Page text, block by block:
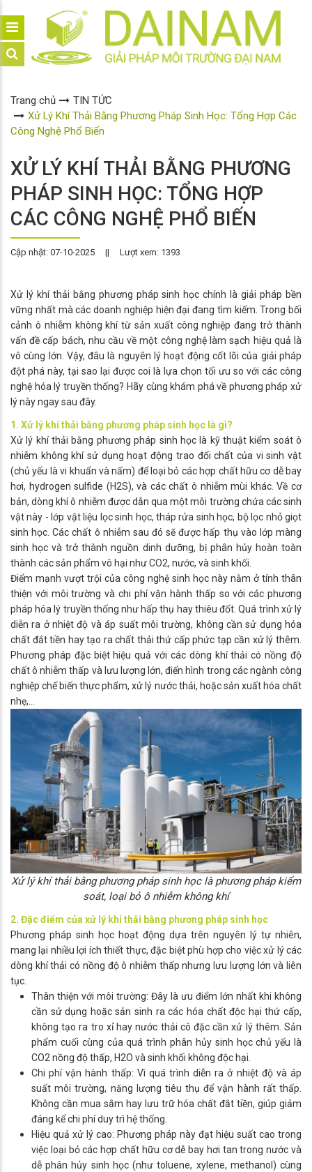
Trang chủ
TIN TỨC
Xử Lý Khí Thải Bằng Phương Pháp Sinh Học: Tổng Hợp Các
Công Nghệ Phổ Biến
XỬ LÝ KHÍ THẢI BẰNG PHƯƠNG
PHÁP SINH HỌC: TỔNG HỢP
CÁC CÔNG NGHỆ PHỔ BIẾN
Cập nhật: 07-10-2025 || Lượt xem: 1393
Xử lý khí thải bằng phương pháp sinh học chính là giải pháp bền
vững nhất mà các doanh nghiệp hiện đại đang tìm kiếm. Trong bối
cảnh ô nhiễm không khí từ sản xuất công nghiệp đang trở thành
vấn đề cấp bách, nhu cầu về một công nghệ làm sạch hiệu quả là
vô cùng lớn. Vậy, đâu là nguyên lý hoạt động cốt lõi của giải pháp
đột phá này, tại sao lại được coi là lựa chọn tối ưu so với các công
nghệ hóa lý truyền thống? Hãy cùng khám phá về phương pháp xử
lý này ngay sau đây.
1. Xử lý khí thải bằng phương pháp sinh học là gì?
Xử lý khí thải bằng phương pháp sinh học là kỹ thuật kiểm soát ô
nhiễm không khí sử dụng hoạt động trao đổi chất của vi sinh vật
(chủ yếu là vi khuẩn và nấm) để loại bỏ các hợp chất hữu cơ dễ bay
hơi, hydrogen sulfide (H2​S), và các chất ô nhiễm mùi khác. Về cơ
bản, dòng khí ô nhiễm được dẫn qua một môi trường chứa các sinh
vật này - lớp vật liệu lọc sinh học, tháp rửa sinh học, bộ lọc nhỏ giọt
sinh học. Các chất ô nhiễm sau đó sẽ được hấp thụ vào lớp màng
sinh học và trở thành nguồn dinh dưỡng, bị phân hủy hoàn toàn
thành các sản phẩm vô hại như CO2​, nước, và sinh khối.
Điểm mạnh vượt trội của công nghệ sinh học này nằm ở tính thân
thiện với môi trường và chi phí vận hành thấp so với các phương
pháp hóa lý truyền thống như hấp thụ hay thiêu đốt. Quá trình xử lý
diễn ra ở nhiệt độ và áp suất môi trường, không cần sử dụng hóa
chất đắt tiền hay tạo ra chất thải thứ cấp phức tạp cần xử lý thêm.
Phương pháp đặc biệt hiệu quả với các dòng khí thải có nồng độ
chất ô nhiễm thấp và lưu lượng lớn, điển hình trong các ngành công
nghiệp chế biến thực phẩm, xử lý nước thải, hoặc sản xuất hóa chất
nhẹ,...
Xử lý khí thải bằng phương pháp sinh học là phương pháp kiểm
soát, loại bỏ ô nhiễm không khí
2. Đặc điểm của xử lý khí thải bằng phương pháp sinh học
Phương pháp sinh học hoạt động dựa trên nguyên lý tự nhiên,
mang lại nhiều lợi ích thiết thực, đặc biệt phù hợp cho việc xử lý các
dòng khí thải có nồng độ ô nhiễm thấp nhưng lưu lượng lớn và liên
tục.
Thân thiện với môi trường: Đây là ưu điểm lớn nhất khi không
cần sử dụng hoặc sản sinh ra các hóa chất độc hại thứ cấp,
không tạo ra tro xỉ hay nước thải cô đặc cần xử lý thêm. Sản
phẩm cuối cùng của quá trình phân hủy sinh học chủ yếu là
CO2​ nồng độ thấp, H2​O và sinh khối không độc hại.
Chi phí vận hành thấp: Vì quá trình diễn ra ở nhiệt độ và áp
suất môi trường, năng lượng tiêu thụ để vận hành rất thấp.
Không cần mua sắm hay lưu trữ hóa chất đắt tiền, giúp giảm
đáng kể chi phí duy trì hệ thống.
Hiệu quả xử lý cao: Phương pháp này đạt hiệu suất cao trong
việc loại bỏ các hợp chất hữu cơ dễ bay hơi tan trong nước và
dễ phân hủy sinh học (như toluene, xylene, methanol) cùng